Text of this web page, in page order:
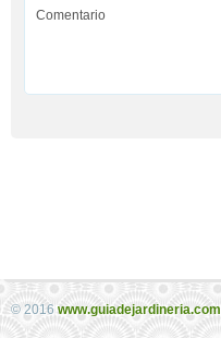
© 2016www.guiadejardineria.com